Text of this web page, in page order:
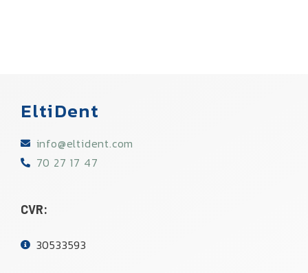
EltiDent
info@eltident.com​
70 27 17 47
CVR:
30533593​